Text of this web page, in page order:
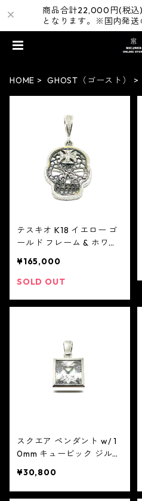
商品合計22,000円(税込
となります。※国内発送
HOME GHOST（ゴースト）
テスキオ K18 イエロー ゴ
ールド フレーム & ホワイ
ズ 0.06ct：GHOST ゴー
スト
¥165,000
SOLD OUT
スクエア ペンダント w/ 1
0mm キュービック ジルコ
¥30,800